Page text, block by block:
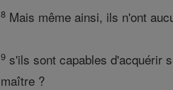
8 Mais même ainsi, ils n'ont
9 s'ils sont capables d'acquérir
maître ?